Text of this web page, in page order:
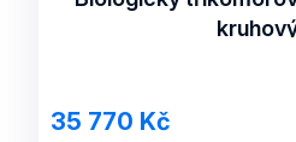
35 770 Kč